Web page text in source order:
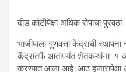
दीड कोटीपेक्षा अधिक रोपांचा पुरवठा
भाजीपाला गुणवत्ता केंद्राची
केंद्रातर्फे आतापर्यंत शेतकऱ्यांना १
करण्यात आला आहे. आठ हजारापेक्षा